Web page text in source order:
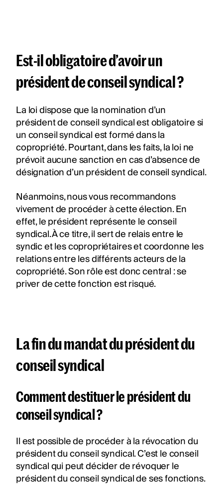
Est-il obligatoire d’avoir un
président de conseil syndical ?
La loi dispose que la nomination d’un
président de conseil syndical est obligatoire si
un conseil syndical est formé dans la
copropriété. Pourtant, dans les faits, la loi ne
prévoit aucune sanction en cas d’absence de
désignation d’un président de conseil syndical.
Néanmoins, nous vous recommandons
vivement de procéder à cette élection. En
effet, le président représente le conseil
syndical. À ce titre, il sert de relais entre le
syndic et les copropriétaires et coordonne les
relations entre les différents acteurs de la
copropriété. Son rôle est donc central : se
priver de cette fonction est risqué.
La fin du mandat du président du
conseil syndical
Comment destituer le président du
conseil syndical ?
Il est possible de procéder à la révocation du
président du conseil syndical. C’est le conseil
syndical qui peut décider de révoquer le
président du conseil syndical de ses fonctions.